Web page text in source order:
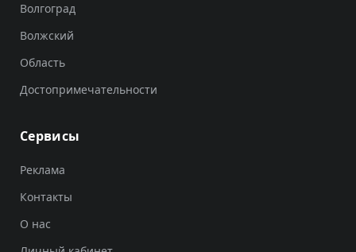
Волгоград
Волжский
Область
Достопримечательности
Сервисы
Реклама
Контакты
О нас